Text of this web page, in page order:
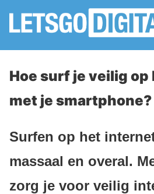
Hoe surf je veilig
met je smartphone?
Surfen op het
massaal en overal.
zorg je voor veilig